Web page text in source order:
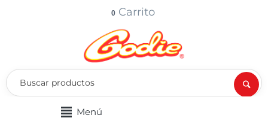
0 Carrito
Menú